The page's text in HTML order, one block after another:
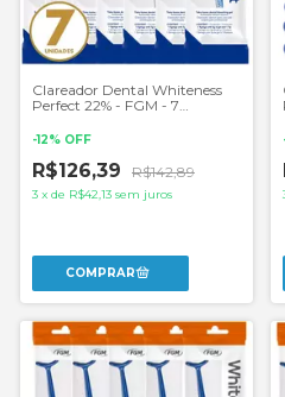
Clareador Dental Whiteness
Perfect 22% - FGM - 7
-12% OFF
R$126,39 R$142,89
3 x de R$42,13 sem juros